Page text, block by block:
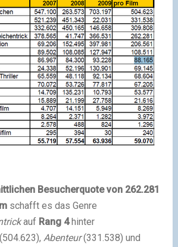
Besucherquote von 262.281
schafft es das Genre
auf Rang 4 hinter
Abenteur(331.538) und